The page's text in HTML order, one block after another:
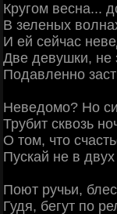
Кругом весна...
В зеленых
И ей сейчас
Две девушки, не
Подавленно
Неведомо? Но
Трубит сквозь
О том, что
Пускай не в
Поют ручьи,
Гудя, бегут по